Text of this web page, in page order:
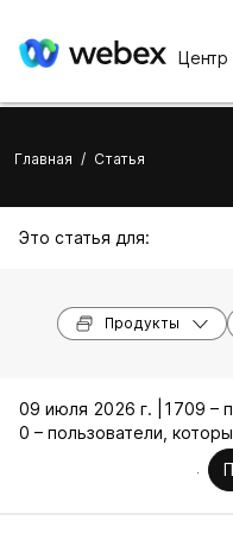
Центр
Главная / Статья
Это статья для:
Продукты
09 июля 2026 г. |
1709 –
0 – пользователи,